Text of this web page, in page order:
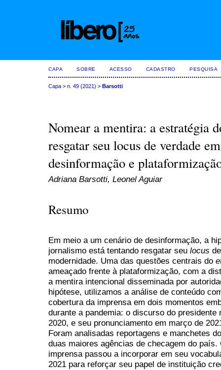
CAPA SOBRE ACESSO CADASTRO PESQUISA
Capa > n. 49 (2021) > Barsotti
Nomear a mentira: a estratégia
resgatar seu locus de verdade
desinformação e
Adriana Barsotti, Leonel Aguiar
Resumo
Em meio a um cenário de desinformação, a
jornalismo está tentando resgatar seu locus
modernidade. Uma das questões centrais do
ameaçado frente à plataformização, com a
a mentira intencional disseminada por
hipótese, utilizamos a análise de conteúdo
cobertura da imprensa em dois momentos
durante a pandemia: o discurso do
2020, e seu pronunciamento em março de
Foram analisadas reportagens e manchetes
duas maiores agências de checagem do
imprensa passou a incorporar em seu
2021 para reforçar seu papel de instituição